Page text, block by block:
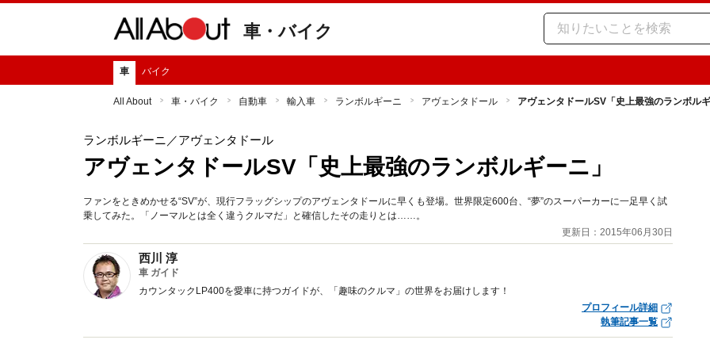
車・バイク
車 バイク
All About 車・バイク 自動車 輸入車 ランボルギーニ アヴェンタドール アヴェンタドールSV「史上最強のランボル
ランボルギーニ ／アヴェンタドール
アヴェンタドールSV「史上最強のランボルギーニ」
ファンをときめかせる“SV”が、現行フラッグシップのアヴェンタドールに早くも登場。世界限定600台、“夢”のスーパーカーに一足早く試
乗してみた。「ノーマルとは全く違うクルマだ」と確信したその走りとは……。
更新日：2015年06月30日
西川 淳
車 ガイド
カウンタックLP400を愛車に持つガイドが、「趣味のクルマ」の世界をお届けします！
プロフィール詳細
執筆記事一覧